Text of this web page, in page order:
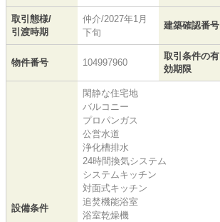
取引態様/
引渡時期
仲介/2027年1月
下旬
建築確認番号
物件番号 104997960
取引条件の有
効期限
設備条件
閑静な住宅地
バルコニー
プロパンガス
公営水道
浄化槽排水
24時間換気システム
システムキッチン
対面式キッチン
追焚機能浴室
浴室乾燥機